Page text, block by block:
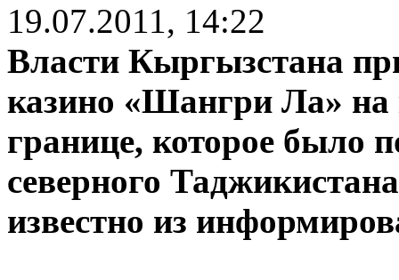
19.07.2011, 14:22
Власти Кыргызстана
казино «Шангри Ла»
границе, которое было
северного
известно из